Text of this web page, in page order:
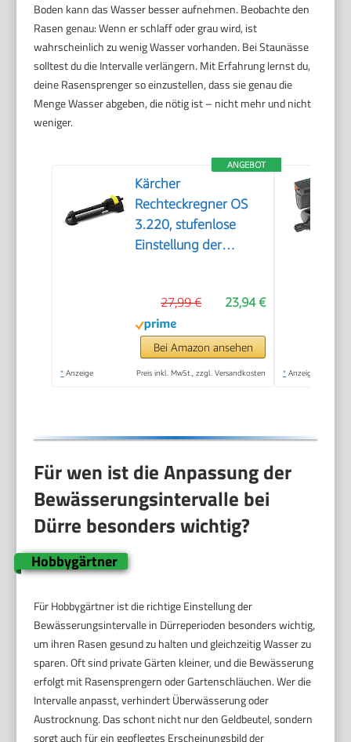
Boden kann das Wasser besser aufnehmen. Beobachte den
Rasen genau: Wenn er schlaff oder grau wird, ist
wahrscheinlich zu wenig Wasser vorhanden. Bei Staunässe
solltest du die Intervalle verlängern. Mit Erfahrung lernst du,
deine Rasensprenger so einzustellen, dass sie genau die
Menge Wasser abgeben, die nötig ist – nicht mehr und nicht
weniger.
ANGEBOT
Kärcher
Rechteckregner OS
3.220, stufenlose
Einstellung der
220 m², Sprengweite:
5-17 m, Sprengbreite:
9-13 m, schwarz
23,94 €
27,99 €
Bei Amazon ansehen
* Anzeige Preis inkl. MwSt., zzgl. Versandkosten * Anzeige
Für wen ist die Anpassung der
Bewässerungsintervalle bei
Dürre besonders wichtig?
Hobbygärtner
Für Hobbygärtner ist die richtige Einstellung der
Bewässerungsintervalle in Dürreperioden besonders wichtig,
um ihren Rasen gesund zu halten und gleichzeitig Wasser zu
sparen. Oft sind private Gärten kleiner, und die Bewässerung
erfolgt mit Rasensprengern oder Gartenschläuchen. Wer die
Intervalle anpasst, verhindert Überwässerung oder
Austrocknung. Das schont nicht nur den Geldbeutel, sondern
sorgt auch für ein gepflegtes Erscheinungsbild der